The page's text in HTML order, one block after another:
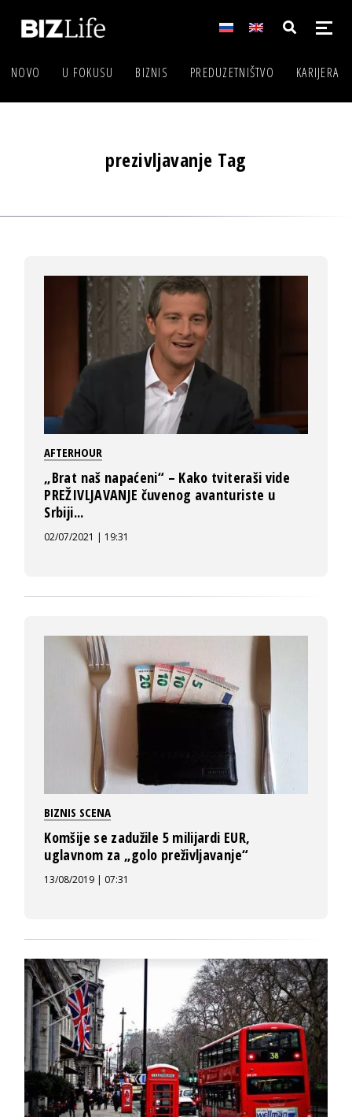
NOVO U FOKUSU BIZNIS PREDUZETNIŠTVO KARIJERA
prezivljavanje Tag
AFTERHOUR
„Brat naš napaćeni“ – Kako tviteraši vide
PREŽIVLJAVANJE čuvenog avanturiste u
Srbiji...
02/07/2021 | 19:31
BIZNIS SCENA
Komšije se zadužile 5 milijardi EUR,
uglavnom za „golo preživljavanje“
13/08/2019 | 07:31